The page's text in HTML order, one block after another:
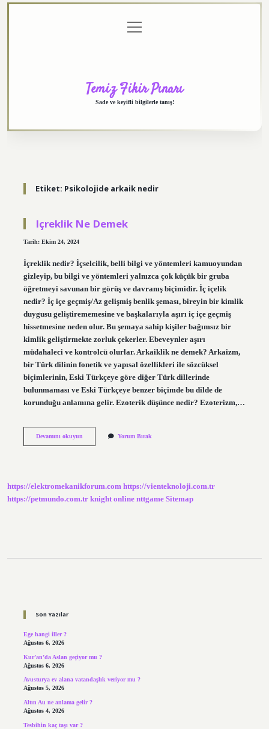
menüyü
aç
Temiz Fikir Pınarı
Sade ve keyifli bilgilerle tanış!
Etiket: Psikolojide arkaik nedir
Içreklik Ne Demek
Tarih: Ekim 24, 2024
İçreklik nedir? İçselcilik, belli bilgi ve yöntemleri kamuoyundan
gizleyip, bu bilgi ve yöntemleri yalnızca çok küçük bir gruba
öğretmeyi savunan bir görüş ve davranış biçimidir. İç içelik
nedir? İç içe geçmiş/Az gelişmiş benlik şeması, bireyin bir kimlik
duygusu geliştirememesine ve başkalarıyla aşırı iç içe geçmiş
hissetmesine neden olur. Bu şemaya sahip kişiler bağımsız bir
kimlik geliştirmekte zorluk çekerler. Ebeveynler aşırı
müdahaleci ve kontrolcü olurlar. Arkaiklik ne demek? Arkaizm,
bir Türk dilinin fonetik ve yapısal özellikleri ile sözcüksel
biçimlerinin, Eski Türkçeye göre diğer Türk dillerinde
bulunmaması ve Eski Türkçeye benzer biçimde bu dilde de
korunduğu anlamına gelir. Ezoterik düşünce nedir? Ezoterizm,…
Devamını okuyunIçreklik
Yorum Bırak
https://elektromekanikforum.com https://vienteknoloji.com.tr
https://petmundo.com.tr knight online nttgame Sitemap
Son Yazılar
Ege hangi iller ?
Ağustos 6, 2026
Kur’an’da Aslan geçiyor mu ?
Ağustos 6, 2026
Avusturya ev alana vatandaşlık veriyor mu ?
Ağustos 5, 2026
Altın Au ne anlama gelir ?
Ağustos 4, 2026
Tesbihin kaç taşı var ?